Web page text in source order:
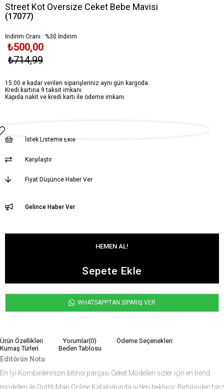
Street Kot Oversize Ceket Bebe Mavisi
(17077)
İndirim Oranı : %30 İndirim
₺714,99
₺500,00
15:00 e kadar verilen siparişleriniz aynı gün kargoda.
Kredi kartına 9 taksit imkanı.
Kapıda nakit ve kredi kartı ile ödeme imkanı.
İstek Listeme Ekle
Karşılaştır
Fiyat Düşünce Haber Ver
Gelince Haber Ver
WHATSAPPTAN SİPARİŞ VER
Ürün Özellikleri Yorumlar(0)
Ödeme Seçenekleri
Kumaş Türleri
Beden Tablosu
Editörün Notu
En İyi Kombinlerinizin bitirici parçası Ceket Modelleri sizler için en trend
modelleri ile Outfit-Man Online Kataloğunda sizleri bekliyor. Birbirinden tarz